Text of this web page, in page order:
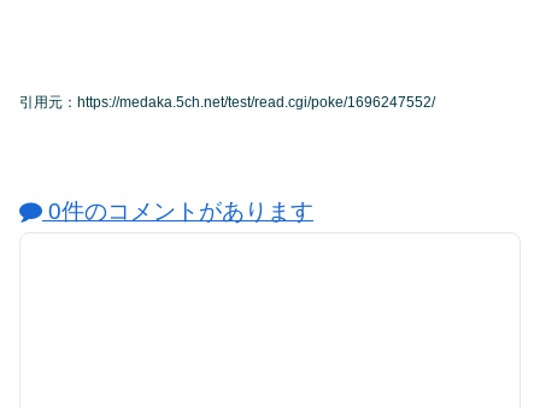
引用元：https://medaka.5ch.net/test/read.cgi/poke/1696247552/
0件のコメントがあります